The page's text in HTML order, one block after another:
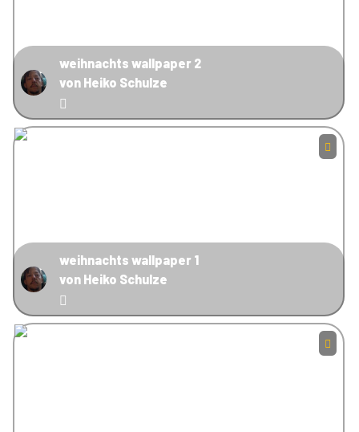
weihnachts wallpaper 2
von Heiko Schulze
weihnachts wallpaper 1
von Heiko Schulze